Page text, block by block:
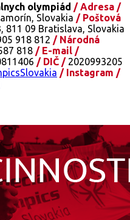
olympiád / Adresa /
Slovakia / Poštová
811 09 Bratislava, Slovakia
918 812 / Národná
818 / E-mail /
/ DIČ /2020993205
/ Instagram /